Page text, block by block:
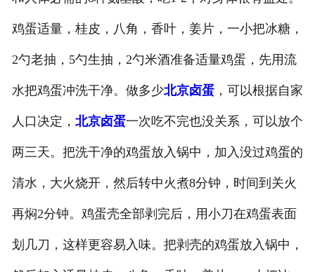
- 北京蜜汁味卤蛋
- 北京茶香味卤蛋
鸡蛋适量，桂皮，八角，香叶，姜片，一小把冰糖，
2勺老抽，5勺生抽，2勺米酒准备适量鸡蛋，先用流
水把鸡蛋冲洗干净。做多少北京卤蛋，可以根据自家
人口决定， 北京卤蛋一次吃不完也没关系，可以放个
两三天。把洗干净的鸡蛋放入锅中，加入没过鸡蛋的
清水，大火烧开，然后转中火煮8分钟，时间到关火
再焖2分钟。鸡蛋壳全部剥完后，用小刀在鸡蛋表面
划几刀，这样更容易入味。把剥壳的鸡蛋放入锅中，